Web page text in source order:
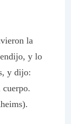
la
y lo
y dijo:
cuerpo.